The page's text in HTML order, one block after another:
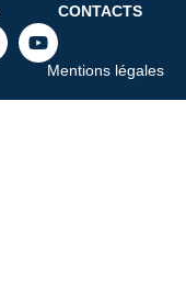
CONTACTS
Mentions légales